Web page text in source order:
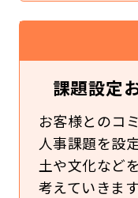
課題設定
お客様とのコ
人事課題を設
土や文化など
考えていきます